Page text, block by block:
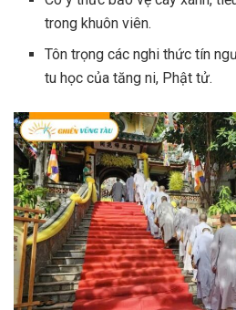
trong khuôn viên.
Tôn trọng các nghi thức tín
tu học của tăng ni, Phật tử.